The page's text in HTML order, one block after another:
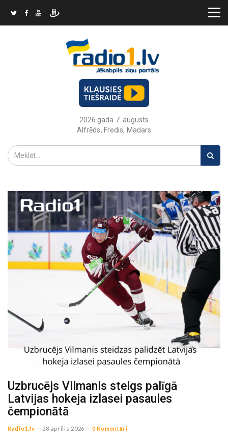
2026.gada 7. augusts
Alfrēds, Fredis, Madars
Uzbrucējs Vilmanis steigs palīgā
Latvijas hokeja izlasei pasaules
čempionātā
Radio1.lv -- 28 aprilis 2026 -- 0 Komentāri